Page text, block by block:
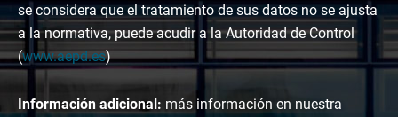
se considera que el tratamiento de sus datos no se ajusta
a la normativa, puede acudir a la Autoridad de Control
(www.aepd.es)
Información adicional: más información en nuestra